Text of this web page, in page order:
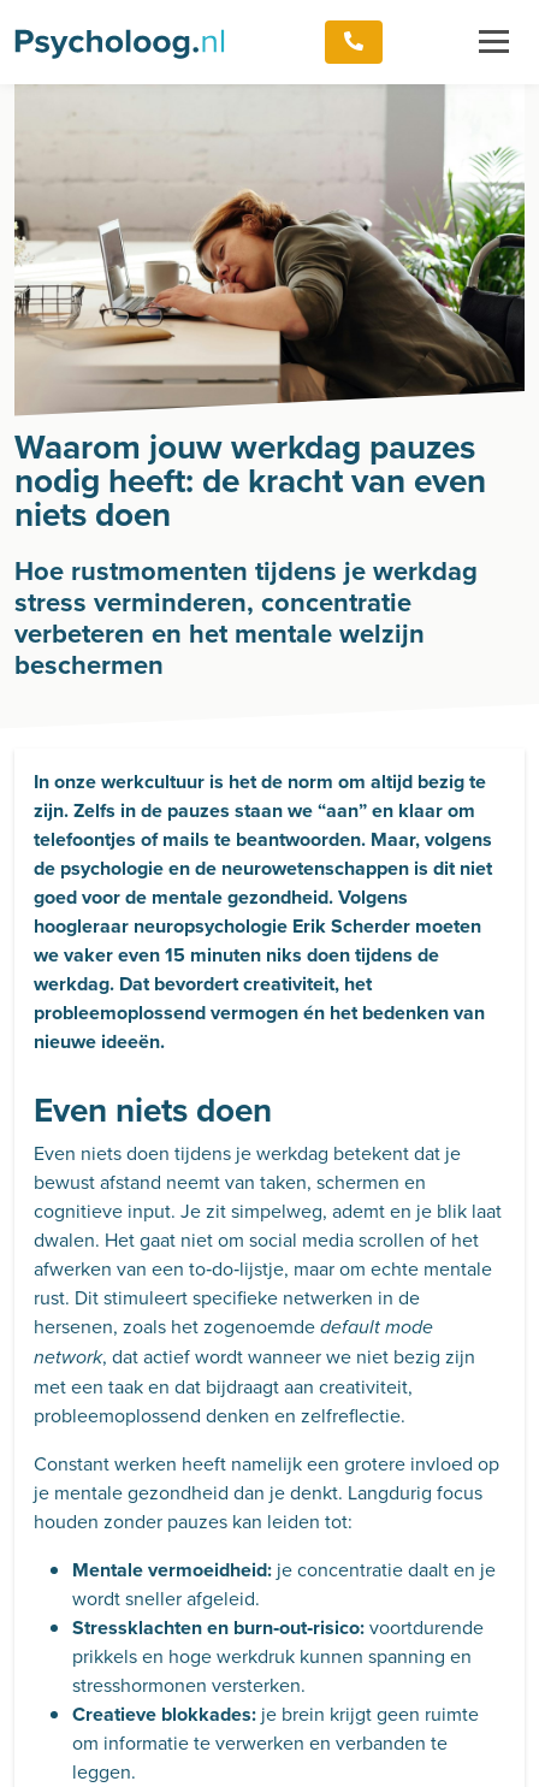
Waarom jouw werkdag pauzes
nodig heeft: de kracht van even
niets doen
Hoe rustmomenten tijdens je werkdag
stress verminderen, concentratie
verbeteren en het mentale welzijn
beschermen
In onze werkcultuur is het de norm om altijd bezig te
zijn. Zelfs in de pauzes staan we “aan” en klaar om
telefoontjes of mails te beantwoorden. Maar, volgens
de psychologie en de neurowetenschappen is dit niet
goed voor de mentale gezondheid. Volgens
hoogleraar neuropsychologie Erik Scherder moeten
we vaker even 15 minuten niks doen tijdens de
werkdag. Dat bevordert creativiteit, het
probleemoplossend vermogen én het bedenken van
nieuwe ideeën.
Even niets doen
Even niets doen tijdens je werkdag betekent dat je
bewust afstand neemt van taken, schermen en
cognitieve input. Je zit simpelweg, ademt en je blik laat
dwalen. Het gaat niet om social media scrollen of het
afwerken van een to‑do‑lijstje, maar om echte mentale
rust. Dit stimuleert specifieke netwerken in de
hersenen, zoals het zogenoemde default mode
network, dat actief wordt wanneer we niet bezig zijn
met een taak en dat bijdraagt aan creativiteit,
probleemoplossend denken en zelfreflectie.
Constant werken heeft namelijk een grotere invloed op
je mentale gezondheid dan je denkt. Langdurig focus
houden zonder pauzes kan leiden tot:
Mentale vermoeidheid: je concentratie daalt en je
wordt sneller afgeleid.
Stressklachten en burn‑out‑risico:voortdurende
prikkels en hoge werkdruk kunnen spanning en
stresshormonen versterken.
Creatieve blokkades: je brein krijgt geen ruimte
om informatie te verwerken en verbanden te
leggen.